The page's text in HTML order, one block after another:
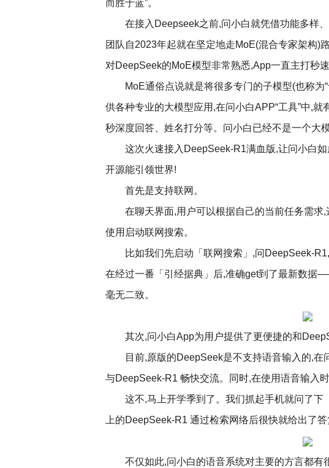
而胜于蓝”。
在接入Deepseek之前,问小白就凭借功能多样
团队自2023年起就在坚定地走MoE(混合专家架构)
对DeepSeek的MoE模型非常熟悉,App一直主打秒速
MoE通俗点说就是将很多专门的子模型(也称为
供各种专业的大模型应用,在问小白APP“工具”中,
秒深度回答、姓名打分等。问小白已经不是一个大
这次火速接入DeepSeek-R1满血版,让问小白
开源能引领世界!
首先是支持联网。
在聊天界面,用户可以根据自己的当前任务需
使用启动联网搜索。
比如我们先启动「联网搜索」,问DeepSeek-
在经过一番「引经据典」后,准确get到了最新数据
毫无二致。
其次,问小白App为用户提供了更便捷的和
目前,原版的DeepSeek是不支持语音输入的,
与DeepSeek-R1 畅快交流。同时,在使用语音输入
这不,马上开学季到了。我们抓起手机就问了
上的DeepSeek-R1 通过检索网络后很快就给出了答
不仅如此,问小白的语音系统对主要的方言都有